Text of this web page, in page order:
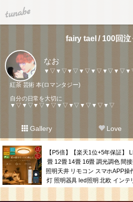
tuna.be
fairy tael / 100回泣
なお
紅茶 芸術 本(ロマンタジー)
自分の日常を大切に
▼▽▼▽▼▽▼▽▼▽▼▽▼▽▼▽▼▽
Gallery Love
【P5倍】【楽天1位+5年保証】
畳 12畳 14畳 16畳 調光調色 間
照明天井 リモコン スマホAPP操
灯 照明器具 led照明 北欧 インテ